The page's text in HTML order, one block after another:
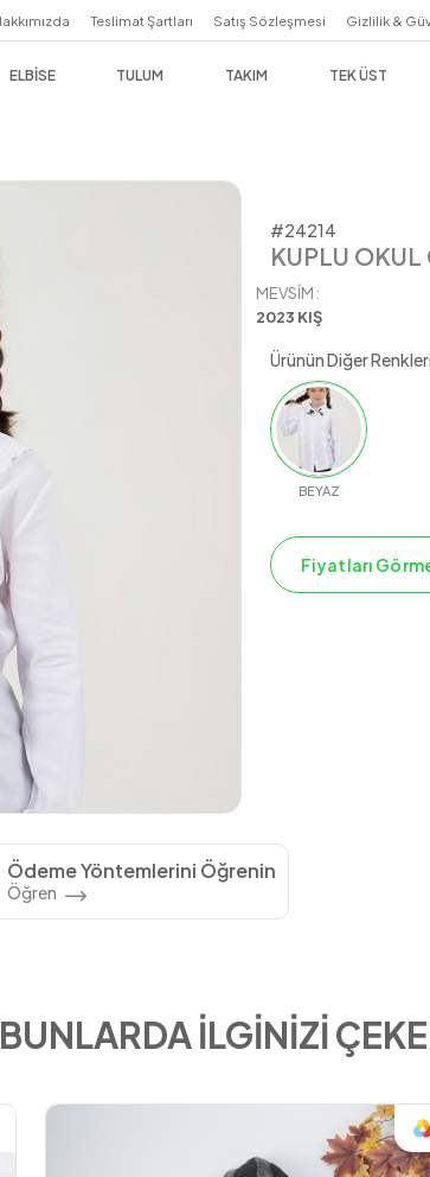
Hakkımızda Teslimat Şartları Satış
ELBİSE TULUM TAKIM
#24214
KUPLU
MEVSIM :
2023 KIŞ
Ürünün Diğer Renkleri
BEYAZ
Fiyatları
Ödeme Yöntemlerini Öğrenin
Öğren
BUNLARDA İLGİNİZİ